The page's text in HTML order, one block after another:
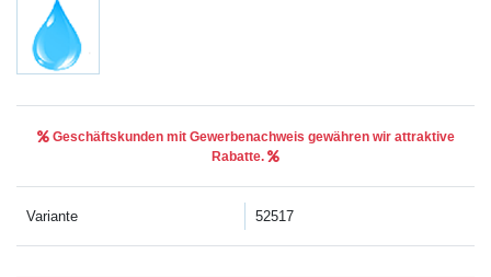
Geschäftskunden mit Gewerbenachweis gewähren wir attraktive
Rabatte.
Variante 52517